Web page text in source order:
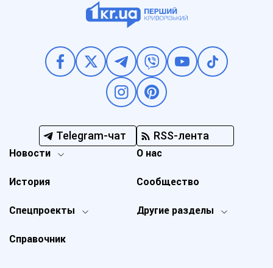
Telegram-чат RSS-лента
Новости
Спецпроекты Другие разделы
История
О нас
Справочник
Сообщество